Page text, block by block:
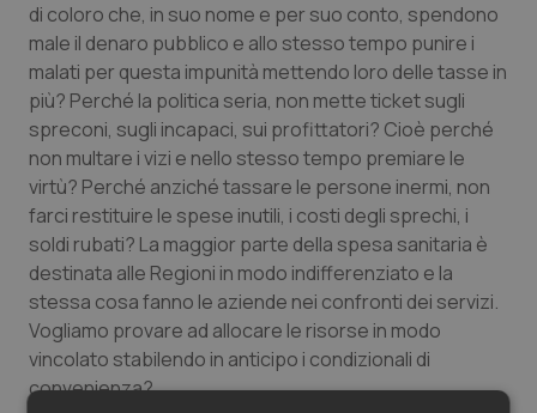
Tiroide
Tumore al seno
Tumore ovarico
Tumori del Polmone & Testa Collo
Tumori gastrointestinali
Ulcera & Reflusso
di coloro che, in suo nome e per suo conto, spendono
male il denaro pubblico e allo stesso tempo punire i
malati per questa impunità mettendo loro delle tasse in
più? Perché la politica seria, non mette ticket sugli
spreconi, sugli incapaci, sui profittatori? Cioè perché
non multare i vizi e nello stesso tempo premiare le
virtù? Perché anziché tassare le persone inermi, non
farci restituire le spese inutili, i costi degli sprechi, i
soldi rubati? La maggior parte della spesa sanitaria è
destinata alle Regioni in modo indifferenziato e la
stessa cosa fanno le aziende nei confronti dei servizi.
Vogliamo provare ad allocare le risorse in modo
vincolato stabilendo in anticipo i condizionali di
convenienza?